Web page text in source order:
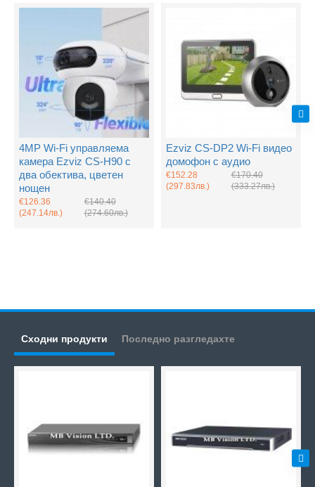
4MP Wi-Fi управляема
камера Ezviz CS-H90 с
два обектива, цветен
нощен
€126.36
(247.14лв.)
€140.40
(274.60лв.)
Ezviz CS-DP2 Wi-Fi видео
домофон с аудио
€152.28
(297.83лв.)
€170.40
(333.27лв.)
Сходни продукти Последно разгледахте